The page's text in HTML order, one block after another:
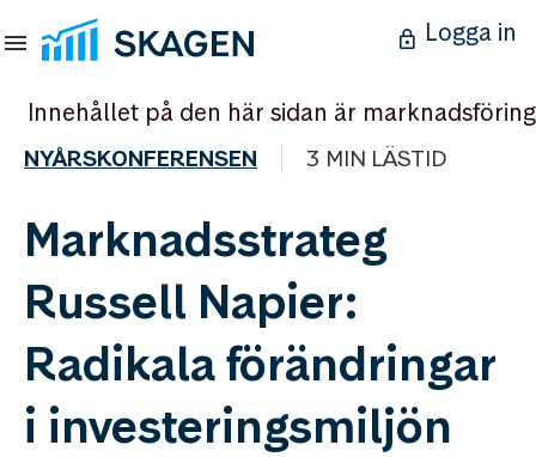
Logga in
Innehållet på den här sidan är marknadsföring
NYÅRSKONFERENSEN 3 MIN LÄSTID
Marknadsstrateg
Russell Napier:
Radikala förändringar
i investeringsmiljön